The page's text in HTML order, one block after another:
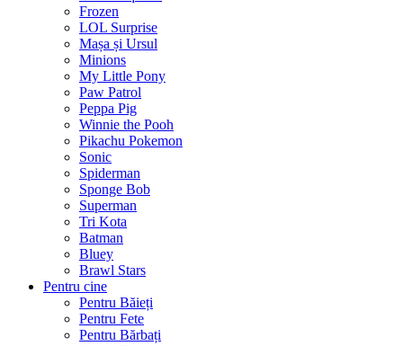
Frozen
LOL Surprise
Mașa și Ursul
Minions
My Little Pony
Paw Patrol
Peppa Pig
Winnie the Pooh
Pikachu Pokemon
Sonic
Spiderman
Sponge Bob
Superman
Tri Kota
Batman
Bluey
Brawl Stars
Pentru cine
Pentru Băieți
Pentru Fete
Pentru Bărbați